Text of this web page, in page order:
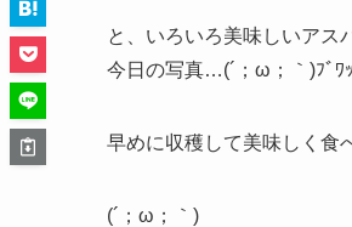
と、いろいろ美味しいアス
今日の写真…(´；ω；｀)ﾌﾞﾜｯ
早めに収穫して美味しく食
(´；ω；｀)